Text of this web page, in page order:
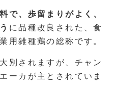
で、歩留まりがよく、
に品種改良された、食
用雑種鶏の総称です。
別されますが、チャン
ーカが主とされていま